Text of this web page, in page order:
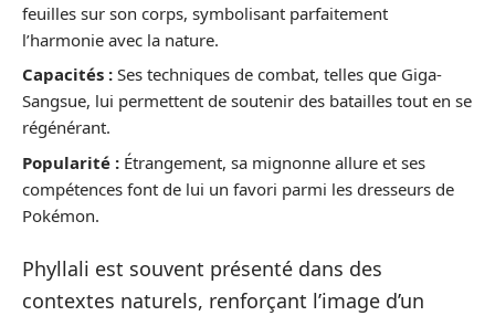
feuilles sur son corps, symbolisant parfaitement
l’harmonie avec la nature.
Capacités : Ses techniques de combat, telles que Giga-
Sangsue, lui permettent de soutenir des batailles tout en se
régénérant.
Popularité : Étrangement, sa mignonne allure et ses
compétences font de lui un favori parmi les dresseurs de
Pokémon.
Phyllali est souvent présenté dans des
contextes naturels, renforçant l’image d’un